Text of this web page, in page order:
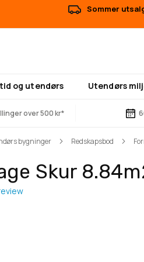
Sommer
og utendørs Utendørs
over 500 kr*
bygninger Redskapsbod
Skur